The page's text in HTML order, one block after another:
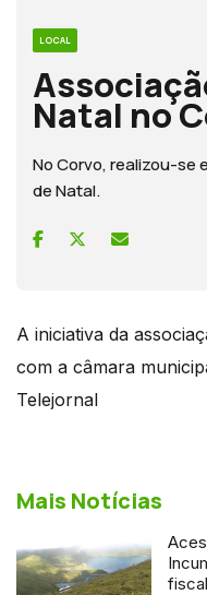
LOCAL
Natal no
No Corvo, realizou-se
de Natal.
A iniciativa da
com a câmara
Telejornal
Mais Notícias